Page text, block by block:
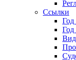
Ссылки
Год
Год